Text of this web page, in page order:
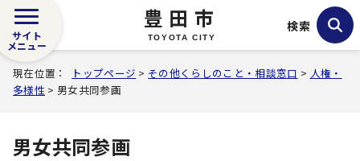
豊田市
TOYOTA CITY
サイト
メニュー
検索
現在位置： トップページ > その他くらしのこと・相談窓口 > 人権・
多様性 > 男女共同参画
男女共同参画